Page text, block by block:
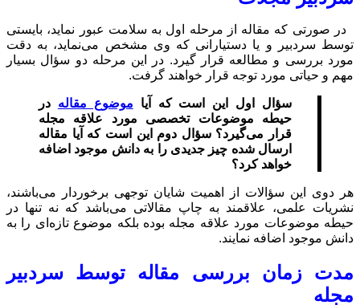
عبور نماید، بایستی
مشخص می‌نماید، به دقت
مرحله دو سؤال بسیار
موضوع مقاله در
علاقه مجله
است که آیا مقاله
دانش موجود اضافه
برخوردار می‌باشند،
می‌باشد که نه تنها در
موضوع تازه‌ای را به
توسط سردبیر